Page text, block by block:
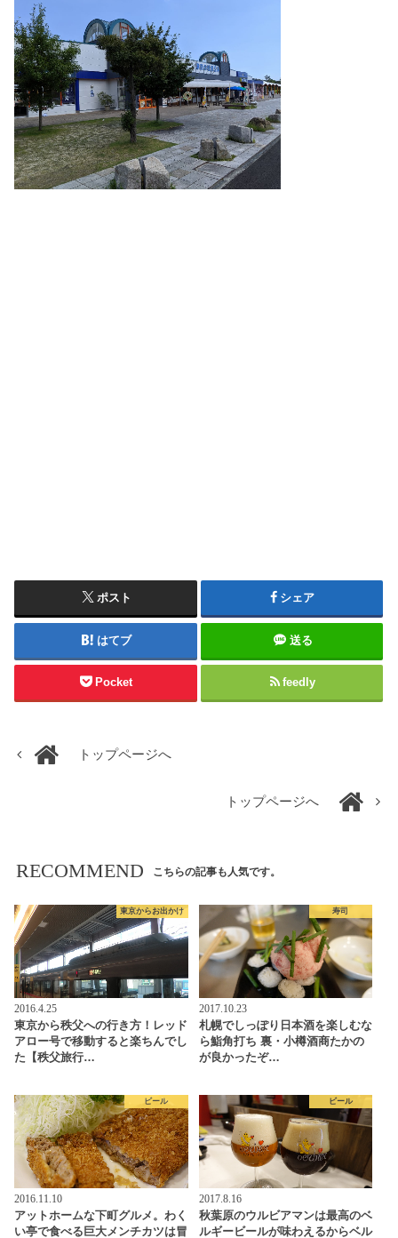
ポスト シェア
はてブ 送る
Pocket feedly
トップページへ
トップページへ
RECOMMEND こちらの記事も人気です。
東京からお出かけ
2016.4.25
東京から秩父への行き方！レッド
アロー号で移動すると楽ちんでし
た【秩父旅行…
寿司
2017.10.23
札幌でしっぽり日本酒を楽しむな
ら鮨角打ち 裏・小樽酒商たかの
が良かったぞ…
ビール
2016.11.10
アットホームな下町グルメ。わく
い亭で食べる巨大メンチカツは冒
ビール
2017.8.16
秋葉原のウルビアマンは最高のベ
ルギービールが味わえるからベル